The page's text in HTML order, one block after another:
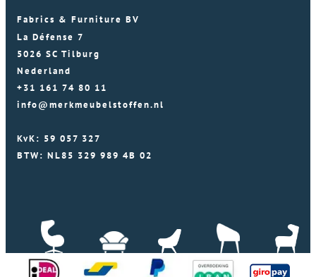
Fabrics & Furniture BV
La Défense 7
5026 SC Tilburg
Nederland
+31 161 74 80 11
info@merkmeubelstoffen.nl
KvK: 59 057 327
BTW: NL85 329 989 4B 02